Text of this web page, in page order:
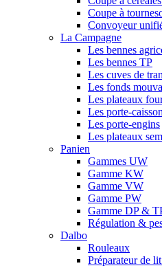
Coupe à
Convoyeur
La Campagne
Les bennes
Les bennes TP
Les cuves de
Les fonds
Les plateaux
Les porte-
Les porte-engins
Les plateaux
Panien
Gammes UW
Gamme KW
Gamme VW
Gamme PW
Gamme DP &
Régulation &
Dalbo
Rouleaux
Préparateur de